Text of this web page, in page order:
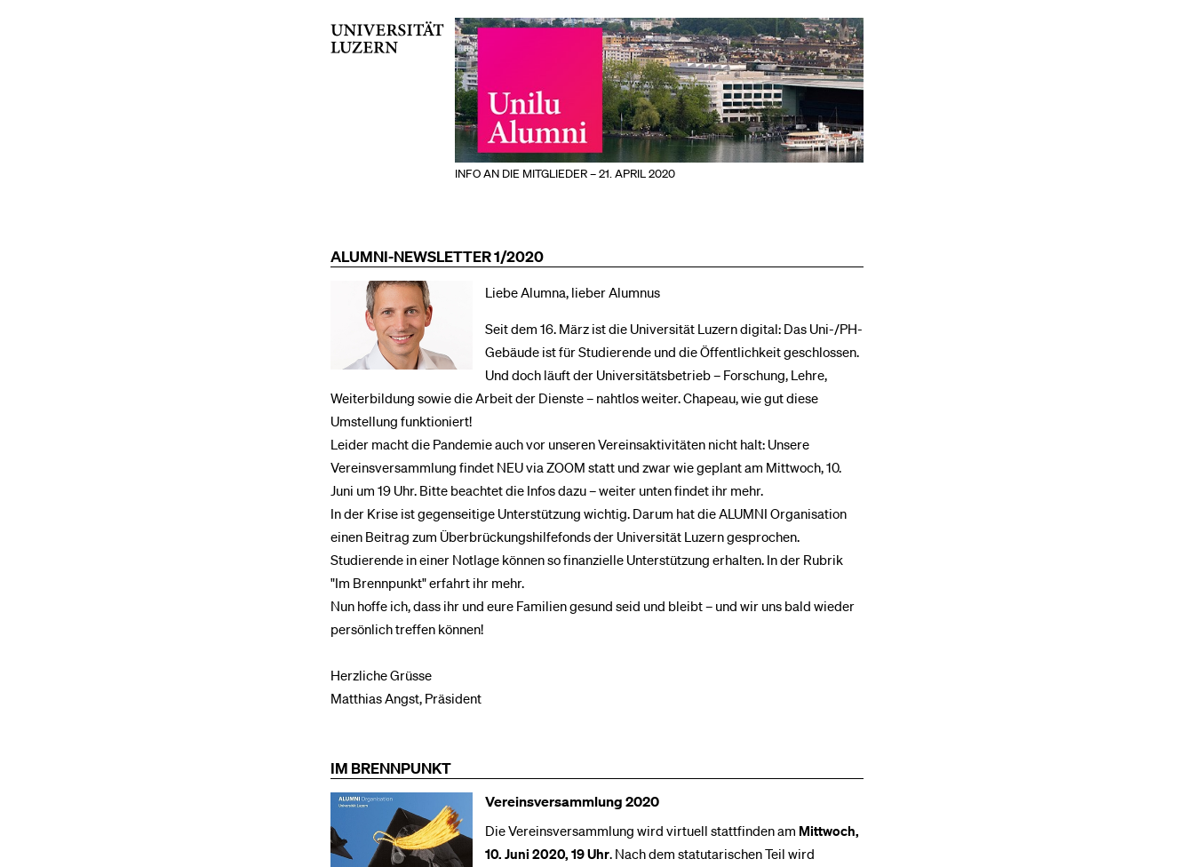
INFO AN DIE MITGLIEDER – 21. APRIL 2020
ALUMNI-NEWSLETTER 1/2020
Liebe Alumna, lieber Alumnus
Seit dem 16. März ist die Universität Luzern digital: Das Uni-/PH-
Gebäude ist für Studierende und die Öffentlichkeit geschlossen.
Und doch läuft der Universitätsbetrieb – Forschung, Lehre,
Weiterbildung sowie die Arbeit der Dienste – nahtlos weiter. Chapeau, wie gut diese
Umstellung funktioniert!
Leider macht die Pandemie auch vor unseren Vereinsaktivitäten nicht halt: Unsere
Vereinsversammlung findet NEU via ZOOM statt und zwar wie geplant am Mittwoch, 10.
Juni um 19 Uhr. Bitte beachtet die Infos dazu – weiter unten findet ihr mehr.
In der Krise ist gegenseitige Unterstützung wichtig. Darum hat die ALUMNI Organisation
einen Beitrag zum Überbrückungshilfefonds der Universität Luzern gesprochen.
Studierende in einer Notlage können so finanzielle Unterstützung erhalten. In der Rubrik
"Im Brennpunkt" erfahrt ihr mehr.
Nun hoffe ich, dass ihr und eure Familien gesund seid und bleibt – und wir uns bald wieder
persönlich treffen können!
Herzliche Grüsse
Matthias Angst, Präsident
IM BRENNPUNKT
Vereinsversammlung 2020
Die Vereinsversammlung wird virtuell stattfinden am Mittwoch,
10. Juni 2020, 19 Uhr. Nach dem statutarischen Teil wird